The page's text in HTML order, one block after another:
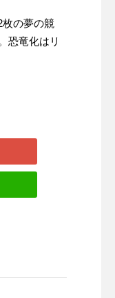
の夢の競
恐竜化はリ